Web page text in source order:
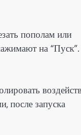
пополам или
на “Пуск”.
после запуска